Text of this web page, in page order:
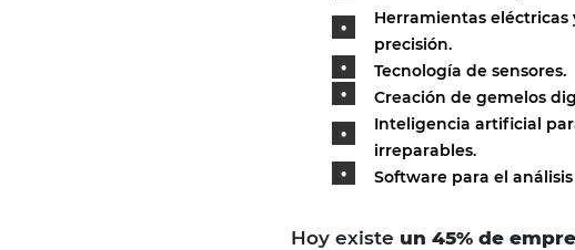
Herramientas
precisión.
Tecnología de sensores.
Creación de gemelos
Inteligencia artificial
irreparables.
Software para el
Hoy existe un 45% de